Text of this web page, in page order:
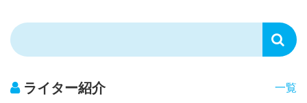
一覧
ライター紹介